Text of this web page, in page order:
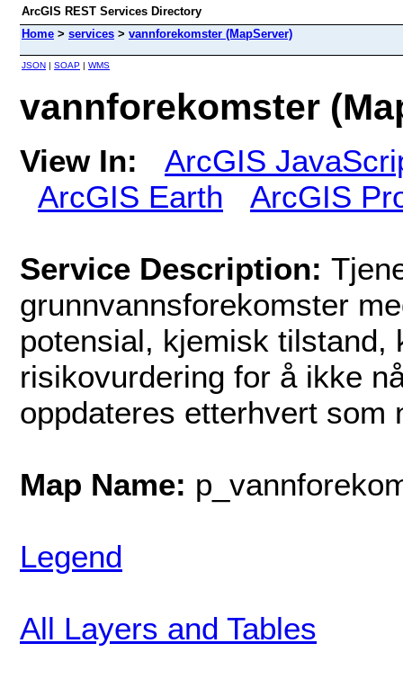
ArcGIS REST Services Directory
Home > services > vannforekomster (MapServer)
JSON | SOAP | WMS
vannforekomster
View In:
ArcGIS
ArcGIS Earth
ArcGIS
Service Description:
grunnvannsforekomster
potensial, kjemisk tilstand,
risikovurdering for å ikke
oppdateres etterhvert som
Map Name:
Legend
All Layers and Tables